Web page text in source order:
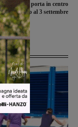
al porta a porta in centro
30 agosto al 3 settembre